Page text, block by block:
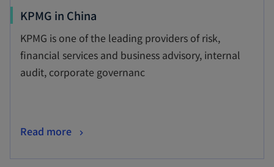
KPMG in China
ブ
KPMG is one of the leading providers of risk,
financial services and business advisory, internal
audit, corporate governanc
Read more